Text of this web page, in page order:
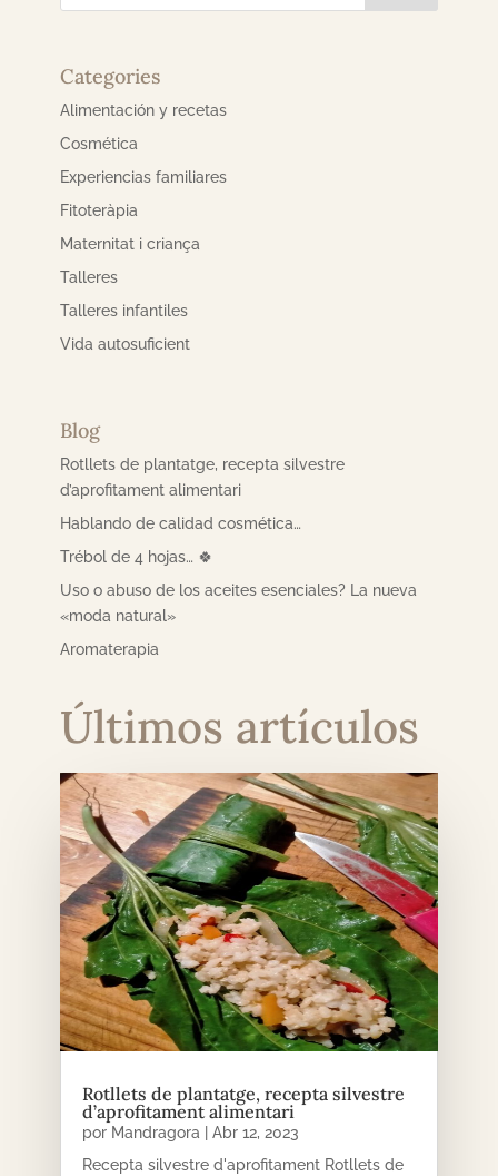
Categories
Alimentación y recetas
Cosmética
Experiencias familiares
Fitoteràpia
Maternitat i criança
Talleres
Talleres infantiles
Vida autosuficient
Blog
Rotllets de plantatge, recepta silvestre
d’aprofitament alimentari
Hablando de calidad cosmética…
Trébol de 4 hojas… 🍀
Uso o abuso de los aceites esenciales? La nueva
«moda natural»
Aromaterapia
Últimos artículos
Rotllets de plantatge, recepta silvestre
d’aprofitament alimentari
por Mandragora| Abr 12, 2023
Recepta silvestre d'aprofitament Rotllets de